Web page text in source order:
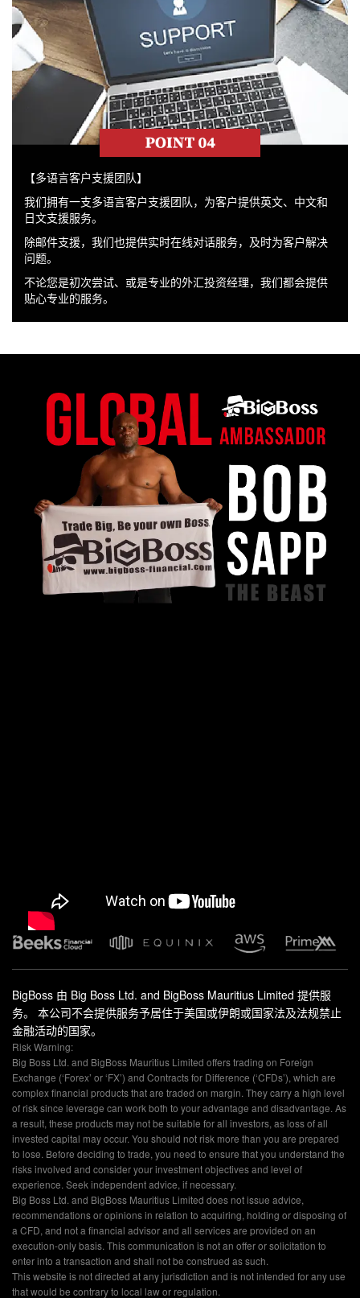
【多语言客户支援团队】
我们拥有一支多语言客户支援团队，为客户提供英文、中文和
日文支援服务。
除邮件支援，我们也提供实时在线对话服务，及时为客户解决
问题。
不论您是初次尝试、或是专业的外汇投资经理，我们都会提供
贴心专业的服务。
BigBoss 由 Big Boss Ltd. and BigBoss Mauritius Limited 提供服
务。 本公司不会提供服务予居住于美国或伊朗或国家法及法规禁止
金融活动的国家。
Risk Warning:
Big Boss Ltd. and BigBoss Mauritius Limited offers trading on Foreign
Exchange (‘Forex’ or ‘FX’) and Contracts for Difference (‘CFDs’), which are
complex financial products that are traded on margin. They carry a high level
of risk since leverage can work both to your advantage and disadvantage. As
a result, these products may not be suitable for all investors, as loss of all
invested capital may occur. You should not risk more than you are prepared
to lose. Before deciding to trade, you need to ensure that you understand the
risks involved and consider your investment objectives and level of
experience. Seek independent advice, if necessary.
Big Boss Ltd. and BigBoss Mauritius Limited does not issue advice,
recommendations or opinions in relation to acquiring, holding or disposing of
a CFD, and not a financial advisor and all services are provided on an
execution-only basis. This communication is not an offer or solicitation to
enter into a transaction and shall not be construed as such.
This website is not directed at any jurisdiction and is not intended for any use
that would be contrary to local law or regulation.